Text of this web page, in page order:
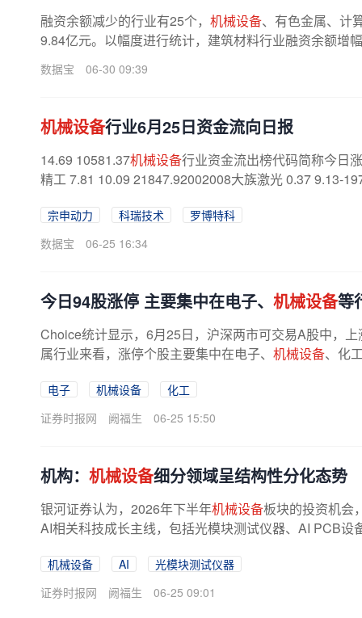
融资余额减少的行业有25个， 机械设备、有色金属、计
9.84亿元。以幅度进行统计，建筑材料行业融资余额增
数据宝 06-30 09:39
机械设备行业6月25日资金流向日报
14.69 10581.37机械设备行业资金流出榜代码简称今日
精工 7.81 10.09 21847.92002008大族激光 0.37 9.13-
宗申动力 科瑞技术
罗博特科
数据宝
06-25 16:34
今日94股涨停 主要集中在电子、 机械设备等
Choice统计显示，6月25日，沪深两市可交易A股中，
属行业来看，涨停个股主要集中在电子、 机械设备、化
电子 机械设备
化工
证券时报网
阙福生 06-25 15:50
机构： 机械设备细分领域呈结构性分化态势
银河证券认为，2026年下半年机械设备板块的投资机会
AI相关科技成长主线，包括光模块测试仪器、AI PCB设
机械设备 AI
光模块测试仪器
证券时报网
阙福生 06-25 09:01